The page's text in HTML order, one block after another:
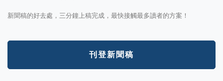
新聞稿的好去處，三分鐘上稿完成，最快接觸最多讀者的方案！
刊登新聞稿